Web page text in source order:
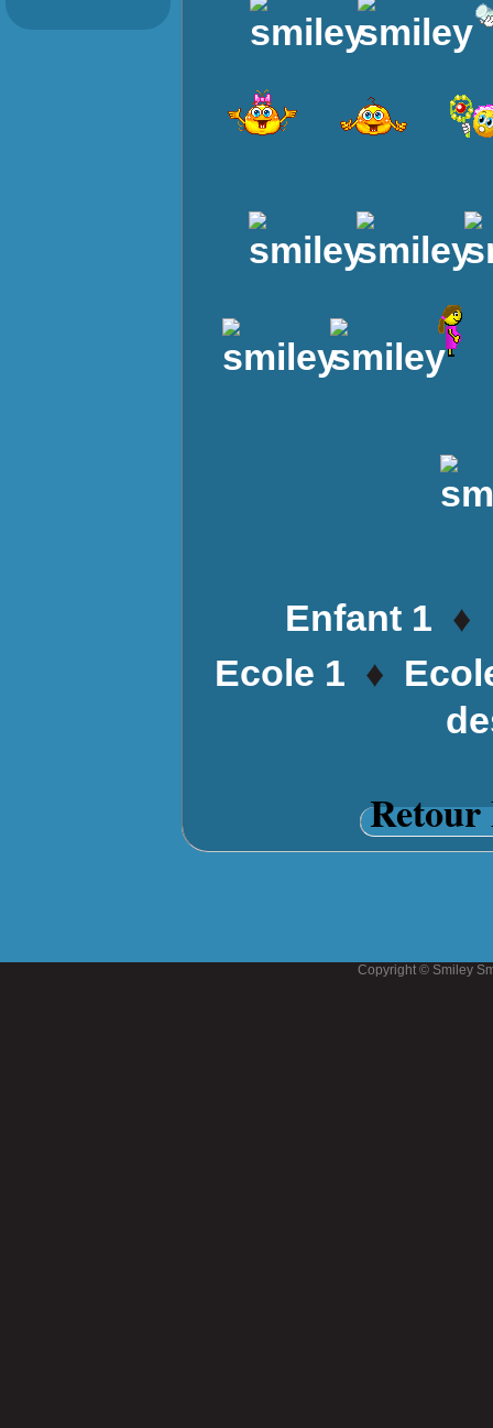
Enfant 1 ♦
Ecole 1 ♦
Retour
Copyright © Smiley